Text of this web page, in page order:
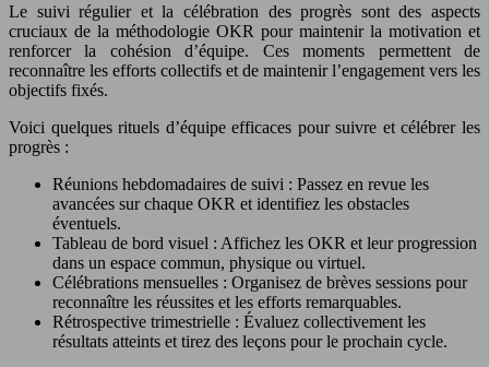
Le suivi régulier et la célébration des progrès sont des aspects
cruciaux de la méthodologie OKR pour maintenir la motivation et
renforcer la cohésion d’équipe. Ces moments permettent de
reconnaître les efforts collectifs et de maintenir l’engagement vers les
objectifs fixés.
Voici quelques rituels d’équipe efficaces pour suivre et célébrer les
progrès :
Réunions hebdomadaires de suivi : Passez en revue les
avancées sur chaque OKR et identifiez les obstacles
éventuels.
Tableau de bord visuel : Affichez les OKR et leur progression
dans un espace commun, physique ou virtuel.
Célébrations mensuelles : Organisez de brèves sessions pour
reconnaître les réussites et les efforts remarquables.
Rétrospective trimestrielle : Évaluez collectivement les
résultats atteints et tirez des leçons pour le prochain cycle.